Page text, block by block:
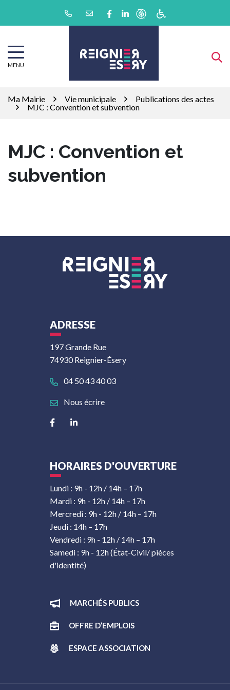
Lien vers le compte Facebook
Lien vers le compte Linkedin
MENU
Ma Mairie Vie municipale
Publications des actes
MJC : Convention et subvention
MJC : Convention et
subvention
ADRESSE
197 Grande Rue
74930 Reignier-Ésery
04 50 43 40 03
Nous écrire
Lien vers le compte Facebook
Lien vers le compte Linkedin
HORAIRES D'OUVERTURE
Lundi : 9h - 12h / 14h – 17h
Mardi : 9h - 12h / 14h – 17h
Mercredi : 9h - 12h / 14h – 17h
Jeudi : 14h – 17h
Vendredi : 9h - 12h / 14h – 17h
Samedi : 9h - 12h (État-Civil/ pièces
d'identité)
MARCHÉS PUBLICS
OFFRE D’EMPLOIS
ESPACE ASSOCIATION